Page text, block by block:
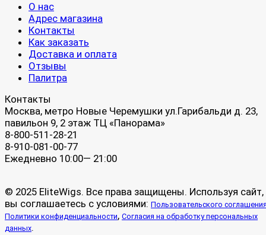
О нас
Адрес магазина
Контакты
Как заказать
Доставка и оплата
Отзывы
Палитра
Контакты
Москва, метро Новые Черемушки ул.Гарибальди д. 23,
павильон 9, 2 этаж ТЦ «Панорама»
8-800-511-28-21
8-910-081-00-77
Ежедневно 10:00— 21:00
© 2025 EliteWigs. Все права защищены. Используя сайт,
вы соглашаетесь с условиями: Пользовательского
Политики конфиденциальности, Согласия на обработку персональных
данных.